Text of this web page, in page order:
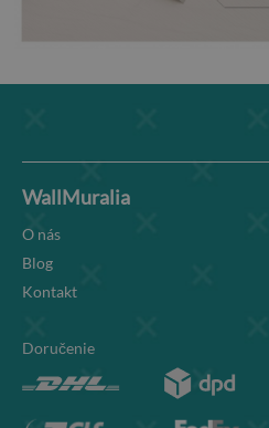
WallMuralia
O nás
Blog
Kontakt
Doručenie